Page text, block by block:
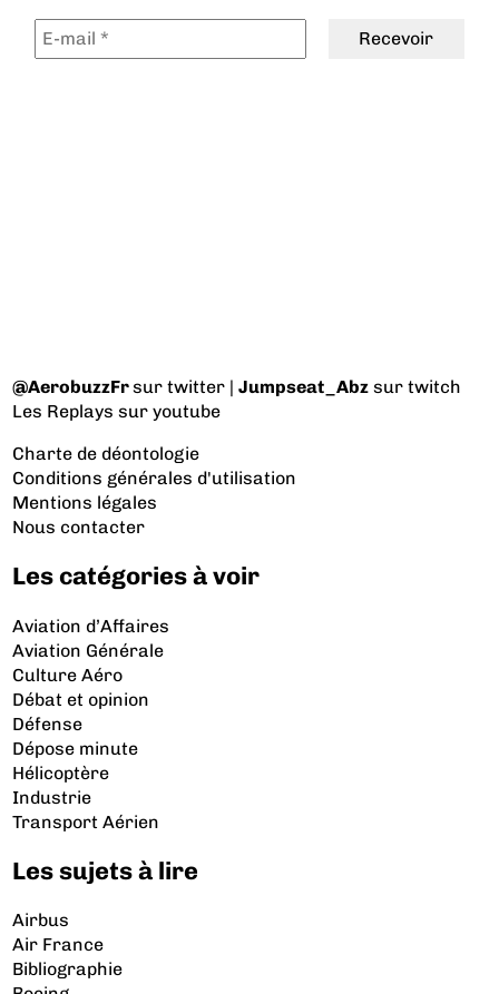
@AerobuzzFrsur twitter |Jumpseat_Abz sur twitch
Les Replays sur youtube
Charte de déontologie
Conditions générales d'utilisation
Mentions légales
Nous contacter
Les catégories à voir
Aviation d’Affaires
Aviation Générale
Culture Aéro
Débat et opinion
Défense
Dépose minute
Hélicoptère
Industrie
Transport Aérien
Les sujets à lire
Airbus
Air France
Bibliographie